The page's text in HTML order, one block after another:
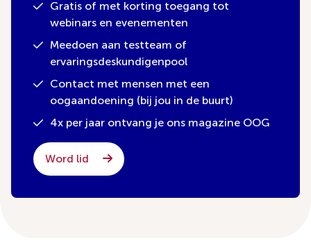
Gratis of met korting toegang tot
webinars en evenementen
Meedoen aan testteam of
ervaringsdeskundigenpool
Contact met mensen met een
oogaandoening (bij jou in de buurt)
4x per jaar ontvang je ons magazine OOG
Word lid